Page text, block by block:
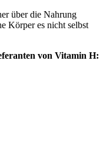
über die Nahrung
Körper es nicht selbst
von Vitamin H: